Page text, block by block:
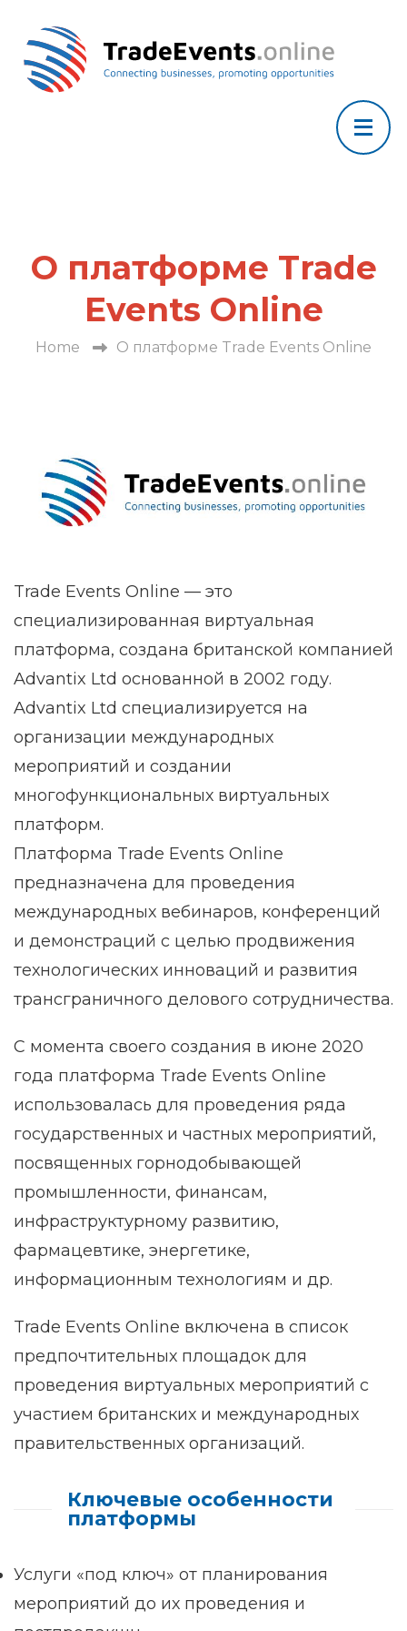
О платформе Trade
Events Online
Home О платформе Trade Events Online
Trade Events Online — это
специализированная виртуальная
платформа, создана британской компанией
Advantix Ltd основанной в 2002 году.
Advantix Ltd специализируется на
организации международных
мероприятий и создании
многофункциональных виртуальных
платформ.
Платформа Trade Events Online
предназначена для проведения
международных вебинаров, конференций
и демонстраций с целью продвижения
технологических инноваций и развития
трансграничного делового сотрудничества.
С момента своего создания в июне 2020
года платформа Trade Events Online
использовалась для проведения ряда
государственных и частных мероприятий,
посвященных горнодобывающей
промышленности, финансам,
инфраструктурному развитию,
фармацевтике, энергетике,
информационным технологиям и др.
Trade Events Online включена в список
предпочтительных площадок для
проведения виртуальных мероприятий с
участием британских и международных
правительственных организаций.
Ключевые особенности
платформы
Услуги «под ключ» от планирования
мероприятий до их проведения и